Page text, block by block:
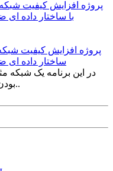
پروژه افزایش کیفیت شبکه
ساختار داده ای
در این برنامه یک شبکه
بودن بررسی شده و هر کدام از جفت المان‌..